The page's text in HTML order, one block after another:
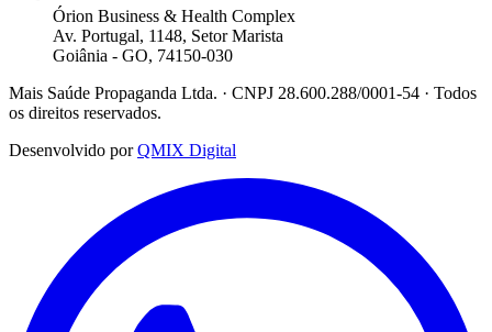
Órion Business & Health Complex
Av. Portugal, 1148, Setor Marista
Goiânia - GO, 74150-030
Mais Saúde Propaganda Ltda. · CNPJ 28.600.288/0001-54 · Todos
os direitos reservados.
Desenvolvido por QMIX Digital